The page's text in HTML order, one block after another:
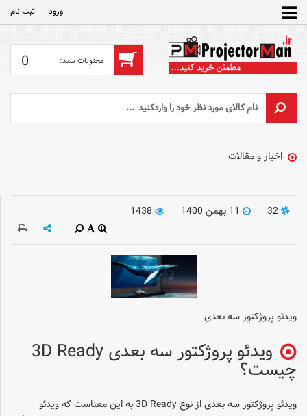
ورود ثبت‌ نام
0
اخبار و مقالات
32 11 بهمن 1400 1438
ویدئو پروژکتور سه بعدی
ویدئو پروژکتور سه بعدی 3D Ready
چیست؟
ویدئو پروژکتور سه بعدی از نوع 3D Ready به این معناست که ویدئو